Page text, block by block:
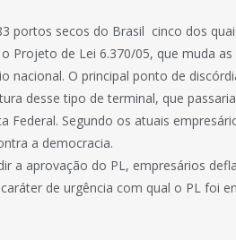
portos secos do Brasil  cinco dos
Projeto de Lei 6.370/05, que muda
nacional. O principal ponto de
desse tipo de terminal, que
Federal. Segundo os atuais
a democracia.
a aprovação do PL, empresários
de urgência com qual o PL foi